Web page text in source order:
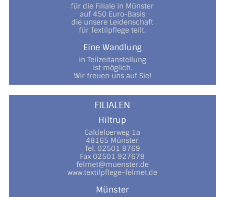
für die Filiale in Münster
auf 450 Euro-Basis
die unsere Leidenschaft
für Textilpflege teilt.
Eine Wandlung
in Teilzeitanstellung
ist möglich.
Wir freuen uns auf Sie!
FILIALEN
Hiltrup
Caldeloerweg 1a
48165 Münster
Tel. 02501 8769
Fax 02501 927678
felmet@muenster.de
www.textilpflege-felmet.de
Münster